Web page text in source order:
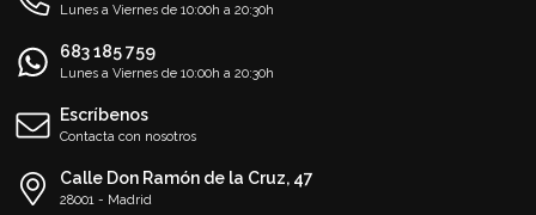
Lunes a Viernes de 10:00h a 20:30h
683 185 759
Lunes a Viernes de 10:00h a 20:30h
Escríbenos
Contacta con nosotros
Calle Don Ramón de la Cruz, 47
28001 - Madrid